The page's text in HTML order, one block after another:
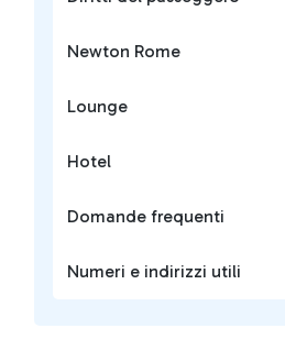
Newton Rome
Lounge
Hotel
Domande frequenti
Numeri e indirizzi utili